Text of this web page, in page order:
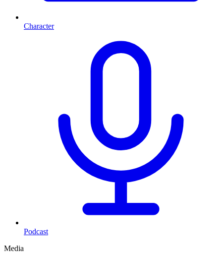
Character
Podcast
Media